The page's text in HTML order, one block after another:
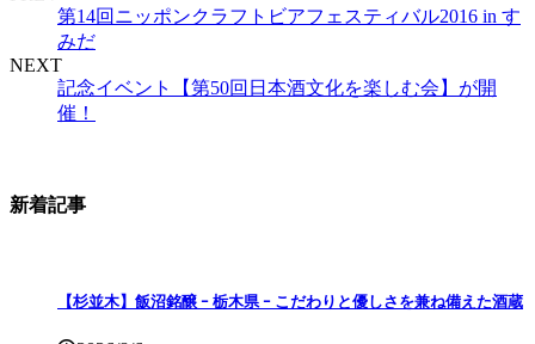
第14回ニッポンクラフトビアフェスティバル2016 in す
みだ
NEXT
記念イベント【第50回日本酒文化を楽しむ会】が開
催！
新着記事
【杉並木】飯沼銘醸 ｰ 栃木県 ｰ こだわりと優しさを兼ね備えた酒蔵